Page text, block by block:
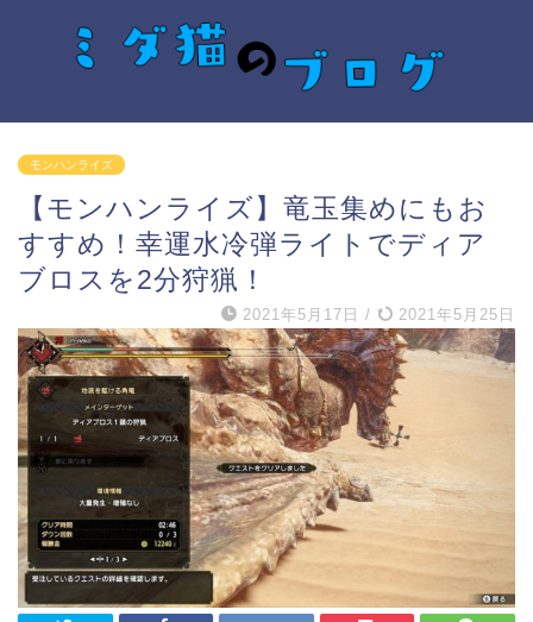
モンハンライズ
【モンハンライズ】竜玉集めにもお
すすめ！幸運水冷弾ライトでディア
ブロスを2分狩猟！
2021年5月17日 / 2021年5月25日